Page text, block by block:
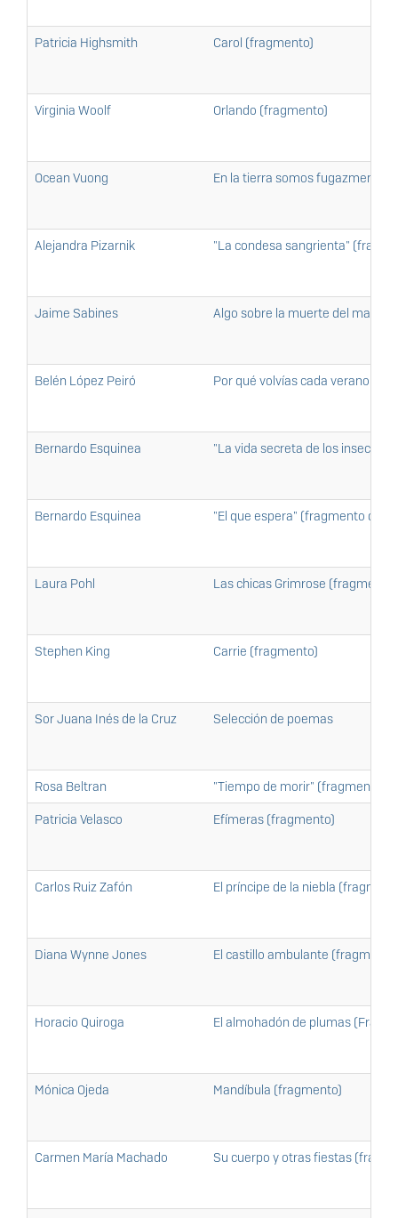
Patricia Highsmith Carol (fragmento)
Virginia Woolf Orlando (fragmento)
Ocean Vuong En la tierra somos fugazmente
Alejandra Pizarnik "La condesa sangrienta"
Jaime Sabines Algo sobre la muerte del mayor
Belén López Peiró Por qué volvías cada verano
Bernardo Esquinea "La vida secreta de los
Bernardo Esquinea "El que espera" (fragmento del
Laura Pohl Las chicas Grimrose (fragmento)
Stephen King Carrie (fragmento)
Sor Juana Inés de la Cruz Selección de poemas
Rosa Beltran "Tiempo de morir" (fragmento)
Patricia Velasco Efímeras (fragmento)
Carlos Ruiz Zafón El príncipe de la niebla
Diana Wynne Jones El castillo ambulante
Horacio Quiroga El almohadón de plumas
Mónica Ojeda Mandíbula (fragmento)
Carmen María Machado Su cuerpo y otras fiestas